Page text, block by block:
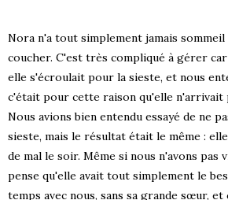
Nora n'a tout simplement jamais
coucher. C'est très compliqué à gérer
elle s'écroulait pour la sieste, et nous
c'était pour cette raison qu'elle n'arrivait
Nous avions bien entendu essayé de ne
sieste, mais le résultat était le même :
de mal le soir. Même si nous n'avons pas
pense qu'elle avait tout simplement le
temps avec nous, sans sa grande sœur,